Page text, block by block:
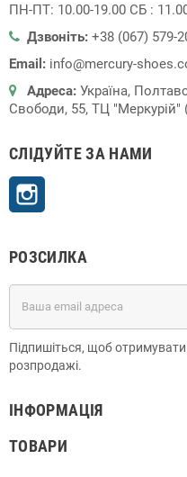
ПН-ПТ: 10.00-19.00 СБ :
Дзвоніть: +38 (067) 579-
Email: info@mercury-
Адреса: Україна,
Свободи, 55, ТЦ "Меркурій"
СЛІДУЙТЕ ЗА НАМИ
РОЗСИЛКА
Підпишіться, щоб
розпродажі.
ІНФОРМАЦІЯ
ТОВАРИ